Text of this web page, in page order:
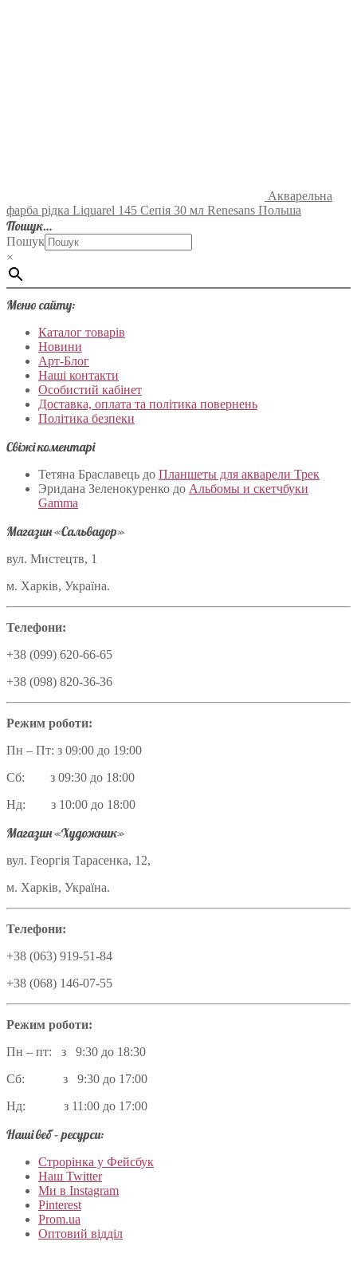
Акварельна
фарба рідка Liquarel 145 Сепія 30 мл Renesans Польша
Пошук…
Пошук
×
Меню сайту:
Каталог товарів
Новини
Арт-Блог
Наші контакти
Особистий кабінет
Доставка, оплата та політика повернень
Політика безпеки
Свіжі коментарі
Тетяна Браславець до Планшеты для акварели Трек
Эридана Зеленокуренко до Альбомы и скетчбуки
Gamma
Магазин «Сальвадор»
вул. Мистецтв, 1
м. Харків, Україна.
Телефони:
+38 (099) 620-66-65
+38 (098) 820-36-36
Режим роботи:
Пн – Пт: з 09:00 до 19:00
Сб: з 09:30 до 18:00
Нд: з 10:00 до 18:00
Магазин «Художник»
вул. Георгія Тарасенка, 12,
м. Харків, Україна.
Телефони:
+38 (063) 919-51-84
+38 (068) 146-07-55
Режим роботи:
Пн – пт: з 9:30 до 18:30
Сб: з 9:30 до 17:00
Нд: з 11:00 до 17:00
Наші веб – ресурси:
Строрінка у Фейсбук
Наш Twitter
Ми в Instagram
Pinterest
Prom.ua
Оптовий відділ